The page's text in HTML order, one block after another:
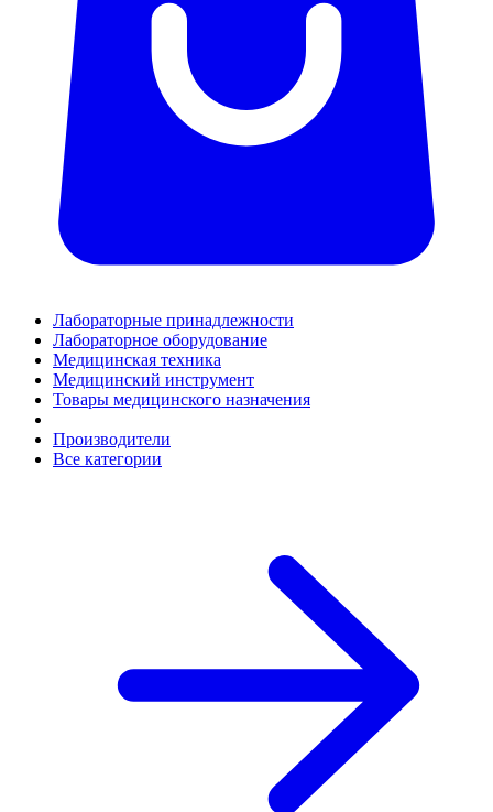
Лабораторные принадлежности
Лабораторное оборудование
Медицинская техника
Медицинский инструмент
Товары медицинского назначения
Производители
Все категории